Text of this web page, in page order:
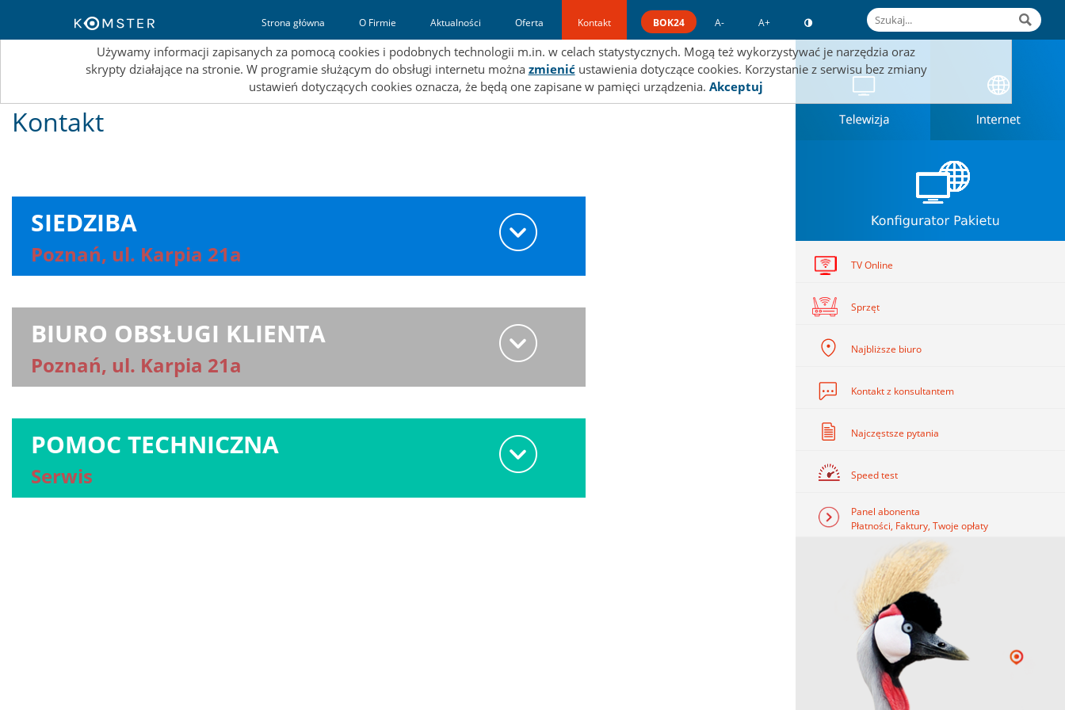
Ta strona wykorzystuje pliki cookies.
Używamy informacji zapisanych za pomocą cookies i podobnych technologii m.in. w celach statystycznych. Mogą też wykorzystywać je narzędzia oraz
skrypty działające na stronie. W programie służącym do obsługi internetu można zmienićustawienia dotyczące cookies. Korzystanie z serwisu bez zmiany
ustawień dotyczących cookies oznacza, że będą one zapisane w pamięci urządzenia.Akceptuj
Strona główna O Firmie Aktualności Oferta Kontakt BOK24 A- A+
TV Online
Sprzęt
Najbliższe biuro
Kontakt z konsultantem
Najczęstsze pytania
Speed test
Panel abonenta
Płatności, Faktury, Twoje opłaty
Kontakt
SIEDZIBA
Poznań, ul. Karpia 21a
BIURO OBSŁUGI KLIENTA
Poznań, ul. Karpia 21a
POMOC TECHNICZNA
Serwis